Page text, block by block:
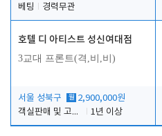
베팅
경력무관
호텔 디 아티스트 성신여대점
3교대 프론트(격,비,비)
서울 성북구 월 2,900,000원
객실판매 및 고객응대
1년 이상